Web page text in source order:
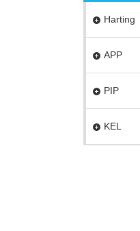
Harting
APP
PIP
KEL